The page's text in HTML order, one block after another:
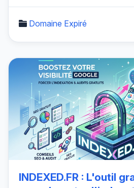
Domaine Expiré
INDEXED.FR : L'outil